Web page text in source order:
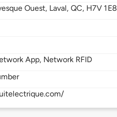
Ouest, Laval,QC, H7V 1E8
App, Network RFID